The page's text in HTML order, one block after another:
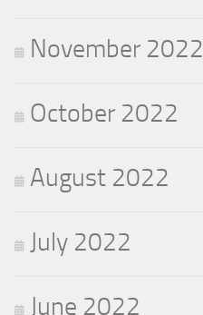
November 2022
October 2022
August 2022
July 2022
June 2022